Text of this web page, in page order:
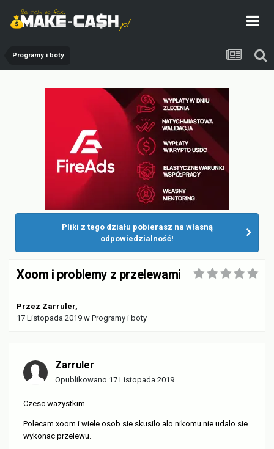
Programy i boty
Pliki z tego działu pobierasz na własną
odpowiedzialność!
Xoom i problemy z przelewami
Przez Zarruler,
17 Listopada 2019 w Programy i boty
Zarruler
Opublikowano 17 Listopada 2019
Czesc wazystkim
Polecam xoom i wiele osob sie skusilo alo nikomu nie udalo sie
wykonac przelewu.